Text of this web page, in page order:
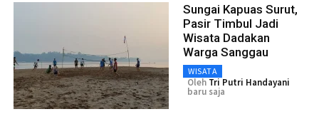
Sungai Kapuas Surut,
Pasir Timbul Jadi
Wisata Dadakan
Warga Sanggau
WISATA
Oleh Tri Putri Handayani
baru saja